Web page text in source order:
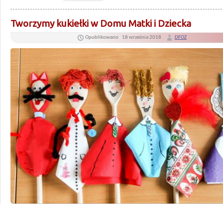
Tworzymy kukiełki w Domu Matki i Dziecka
Opublikowano 18 września 2018 DFOZ